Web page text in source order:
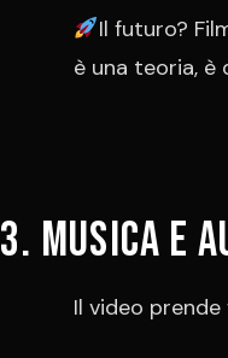
Il futuro?
è una teoria, è
3. Musica e
Il video